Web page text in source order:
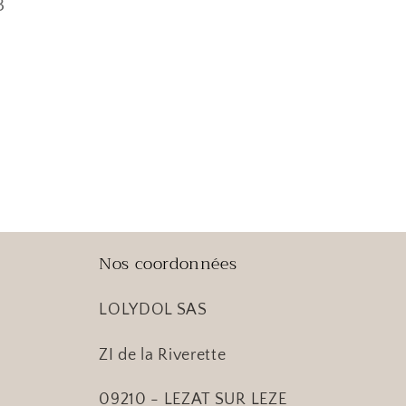
Nos coordonnées
LOLYDOL SAS
ZI de la Riverette
09210 - LEZAT SUR LEZE